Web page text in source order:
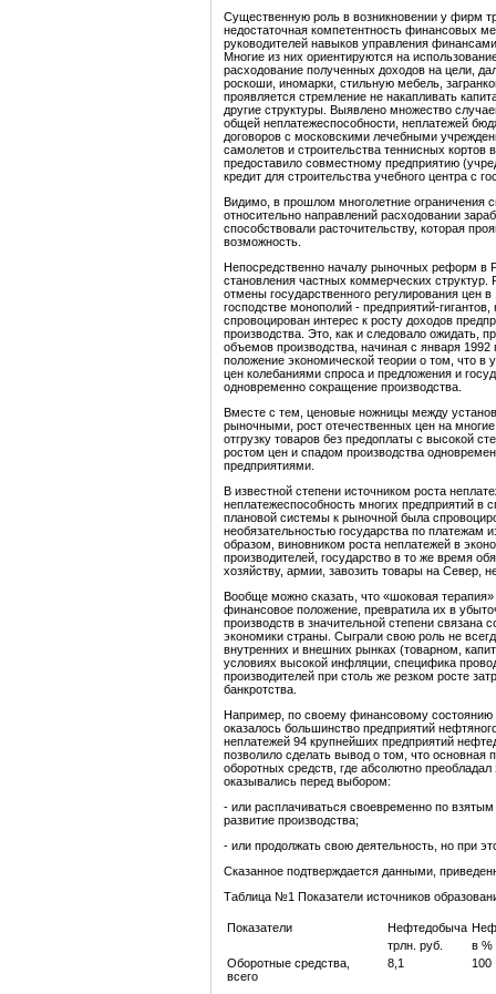
Существенную роль в возникновении у фирм
недостаточная компетентность финансовых
руководителей навыков управления
Многие из них ориентируются на
расходование полученных доходов на цели,
роскоши, иномарки, стильную мебель,
проявляется стремление не накапливать
другие структуры. Выявлено множество
общей неплатежеспособности, неплатежей
договоров с московскими лечебными
самолетов и строительства теннисных
предоставило совместному предприятию
кредит для строительства учебного центра с
Видимо, в прошлом многолетние ограничения
относительно направлений расходовании
способствовали расточительству, которая
возможность.
Непосредственно началу рыночных реформ в
становления частных коммерческих
отмены государственного регулирования
господстве монополий - предприятий-
спровоцирован интерес к росту доходов
производства. Это, как и следовало ожидать,
объемов производства, начиная с января
положение экономической теории о том, что в
цен колебаниями спроса и предложения и
одновременно сокращение производства.
Вместе с тем, ценовые ножницы между
рыночными, рост отечественных цен на
отгрузку товаров без предоплаты с высокой
ростом цен и спадом производства
предприятиями.
В известной степени источником роста
неплатежеспособность многих предприятий в
плановой системы к рыночной была
необязательностью государства по платежам
образом, виновником роста неплатежей в
производителей, государство в то же время
хозяйству, армии, завозить товары на Север,
Вообще можно сказать, что «шоковая
финансовое положение, превратила их в
производств в значительной степени
экономики страны. Сыграли свою роль не
внутренних и внешних рынках (товарном,
условиях высокой инфляции, специфика
производителей при столь же резком росте
банкротства.
Например, по своему финансовому состоянию
оказалось большинство предприятий
неплатежей 94 крупнейших предприятий
позволило сделать вывод о том, что основная
оборотных средств, где абсолютно
оказывались перед выбором:
- или расплачиваться своевременно по
развитие производства;
- или продолжать свою деятельность, но при
Сказанное подтверждается данными,
Таблица №1 Показатели источников
Показатели Нефтедобыча
трлн. руб.
в %
Оборотные средства,
всего
8,1 100